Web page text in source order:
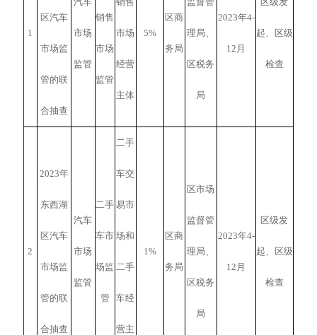
1
区汽车
市场监
管的联
合抽查
市场
监管
销售
市场
监管
市场
经营
主体
5%
区商
务局
理局、
区税务
局
2023年4-
12月
起、区级
检查
2
2023年
东西湖
区汽车
市场监
管的联
合抽查
汽车
市场
监管
二手
车市
场监
管
二手
车交
易市
场和
二手
车经
营主
1%
区商
务局
区市场
监督管
理局、
区税务
局
2023年4-
12月
区级发
起、区级
检查